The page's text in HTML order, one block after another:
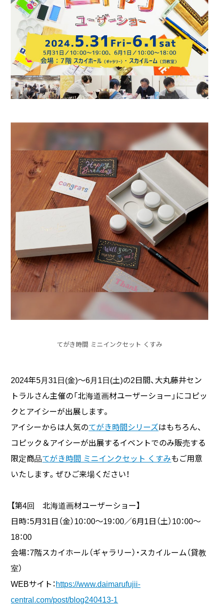
てがき時間 ミニインクセット くすみ
2024年5月31日(金)～6月1日(土)の2日間、大丸藤井セン
トラルさん主催の「北海道画材ユーザーショー」にコピッ
クとアイシーが出展します。
アイシーからは人気のてがき時間シリーズはもちろん、
コピック＆アイシーが出展するイベントでのみ販売する
限定商品てがき時間 ミニインクセット くすみもご用意
いたします。ぜひご来場ください！
【第4回 北海道画材ユーザーショー】
日時：5月31日（金）10：00～19：00／6月1日（土）10：00～
18：00
会場：7階スカイホール（ギャラリー）・スカイルーム（貸教
室）
WEBサイト： https://www.daimarufujii-
central.com/post/blog240413-1